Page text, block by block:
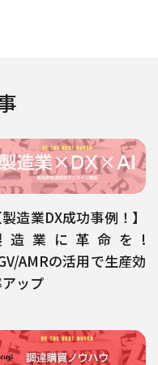
製造業DX成功事例！】
造業に革命を!
AMRの活用で生産効
ップ